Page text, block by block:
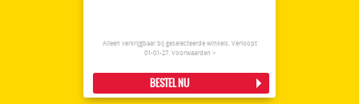
Alleen verkrijgbaar bij geselecteerde winkels. Verloopt
01-01-27. Voorwaarden >
BESTEL NU